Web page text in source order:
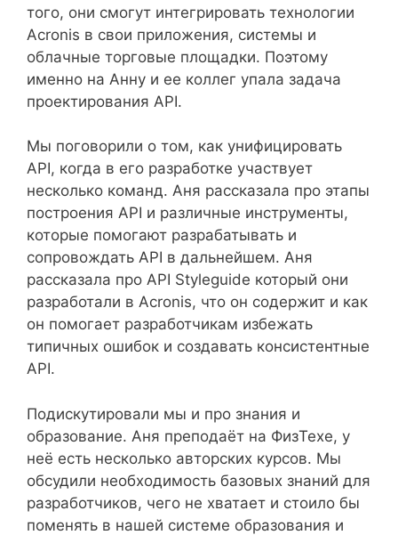
того, они смогут интегрировать технологии
Acronis в свои приложения, системы и
облачные торговые площадки. Поэтому
именно на Анну и ее коллег упала задача
проектирования API.
Мы поговорили о том, как унифицировать
API, когда в его разработке участвует
несколько команд. Аня рассказала про этапы
построения API и различные инструменты,
которые помогают разрабатывать и
сопровождать API в дальнейшем. Аня
рассказала про API Styleguide который они
разработали в Acronis, что он содержит и как
он помогает разработчикам избежать
типичных ошибок и создавать консистентные
API.
Подискутировали мы и про знания и
образование. Аня преподаёт на ФизТехе, у
неё есть несколько авторских курсов. Мы
обсудили необходимость базовых знаний для
разработчиков, чего не хватает и стоило бы
поменять в нашей системе образования и